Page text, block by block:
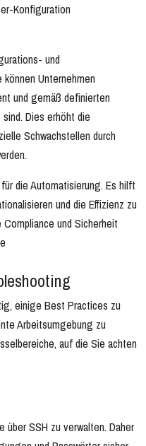
Konfiguration
und
Unternehmen
und gemäß definierten
Dies erhöht die
Schwachstellen durch
die Automatisierung. Es hilft
und die Effizienz zu
und Sicherheit
einige Best Practices zu
Arbeitsumgebung zu
auf die Sie achten
SSH zu verwalten. Daher